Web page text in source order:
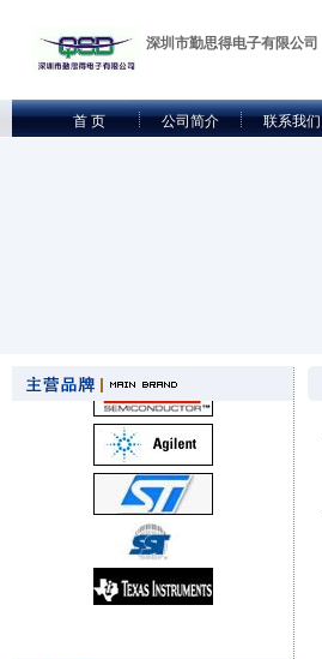
深圳市勤思得电子有限公司
首 页 公司简介 联系我们